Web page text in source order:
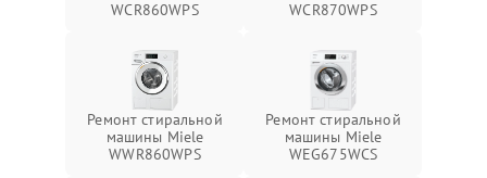
WCR860WPS
WCR870WPS
Ремонт стиральной
машины Miele
WWR860WPS
Ремонт стиральной
машины Miele
WEG675WCS